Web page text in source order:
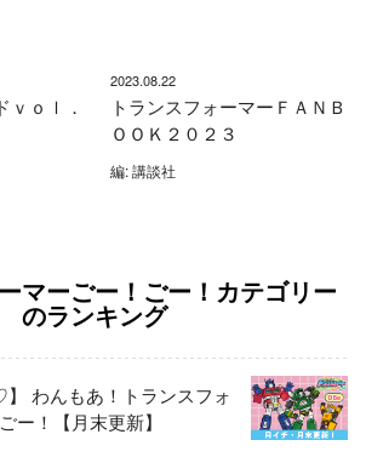
ｖｏｌ．
2023.08.22
トランスフォーマーＦＡＮＢ
ＯＯＫ２０２３
編: 講談社
マーごー！ごー！カテゴリー
のランキング
】 わんもあ！トランスフォ
ー！【月末更新】